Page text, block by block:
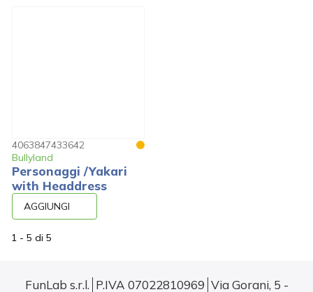
4063847433642
Bullyland
Personaggi /Yakari
with Headdress
AGGIUNGI
1 - 5 di 5
FunLab s.r.l. P.IVA 07022810969 Via Gorani, 5 -